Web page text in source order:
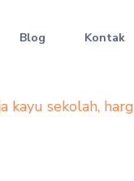
Blog Kontak
kayu sekolah,